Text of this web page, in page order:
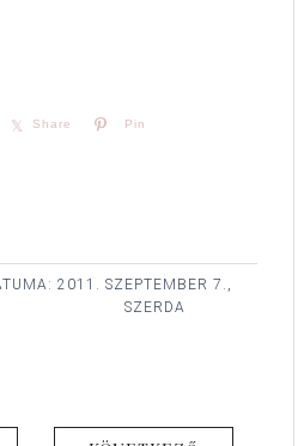
Share Pin
2011. SZEPTEMBER 7.,
SZERDA